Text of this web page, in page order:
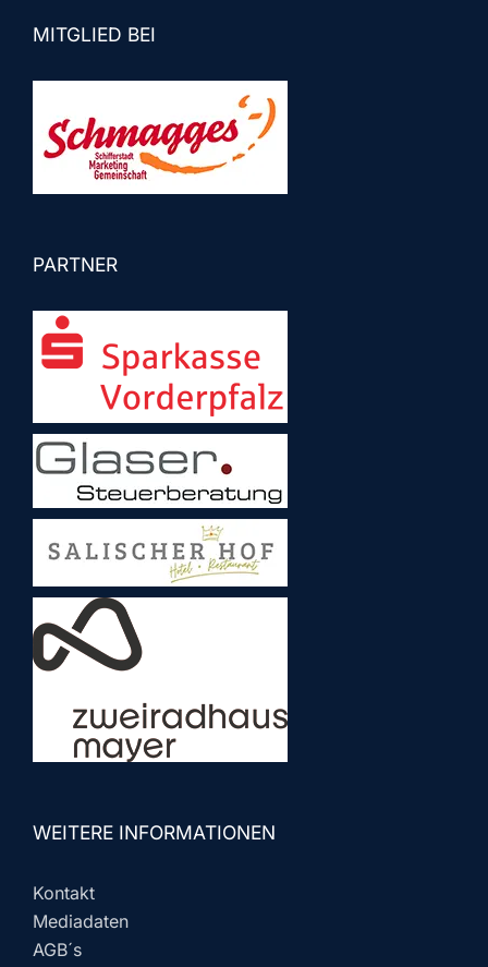
MITGLIED BEI
PARTNER
WEITERE INFORMATIONEN
Kontakt
Mediadaten
AGB´s